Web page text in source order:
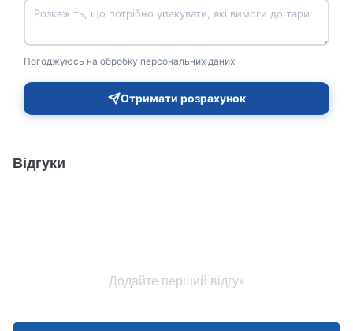
Погоджуюсь на обробку персональних даних
Отримати розрахунок
Відгуки
Додайте перший відгук